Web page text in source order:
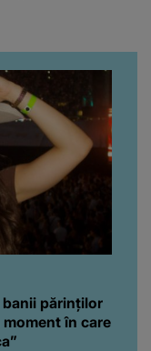
Fostei
nici că-i
creadă că s-a
aici, dar e
au făcut-o și pe
ce a ieșit la iveală
mult pentru
"Cu… mine, fata
banii părinților
în care